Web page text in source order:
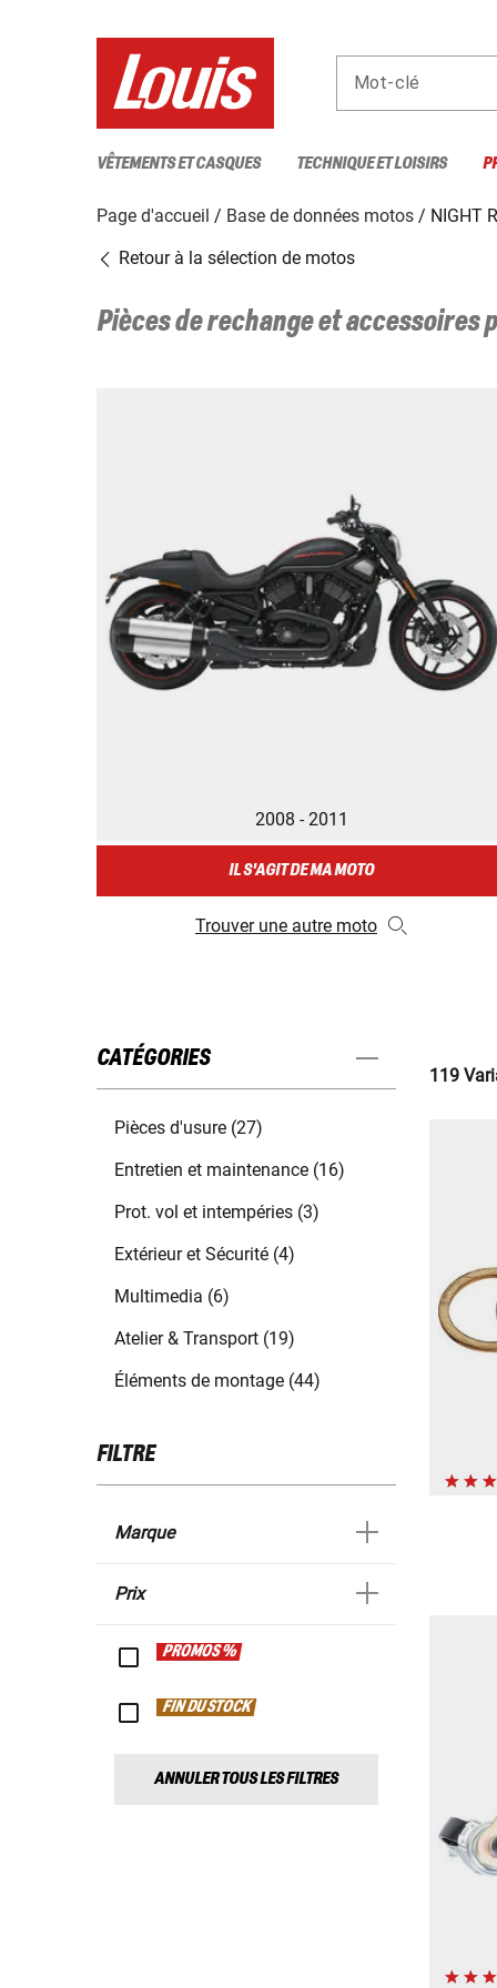
Mot-clé
VÊTEMENTS ET CASQUES TECHNIQUE ET LOISIRS
Page d'accueil Base de données motos
NIGHT
Retour à la sélection de motos
Pièces de rechange et accessoires
2008 - 2011
IL S'AGIT DE MA MOTO
Trouver une autre moto
CATÉGORIES
Pièces d'usure (27)
Entretien et maintenance (16)
Prot. vol et intempéries (3)
Extérieur et Sécurité (4)
Multimedia (6)
Atelier & Transport (19)
Éléments de montage (44)
FILTRE
Marque
Prix
PROMOS %
FIN DU STOCK
ANNULER TOUS LES FILTRES
119